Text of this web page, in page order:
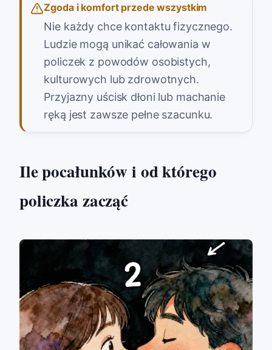
Zgoda i komfort przede wszystkim
Nie każdy chce kontaktu fizycznego.
Ludzie mogą unikać całowania w
policzek z powodów osobistych,
kulturowych lub zdrowotnych.
Przyjazny uścisk dłoni lub machanie
ręką jest zawsze pełne szacunku.
Ile pocałunków i od którego
policzka zacząć